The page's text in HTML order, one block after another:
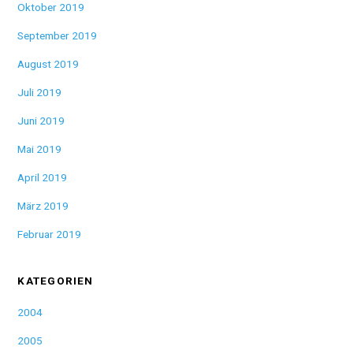
Oktober 2019
September 2019
August 2019
Juli 2019
Juni 2019
Mai 2019
April 2019
März 2019
Februar 2019
KATEGORIEN
2004
2005